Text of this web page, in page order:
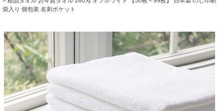
袋入り 個包装 名刺ポケット